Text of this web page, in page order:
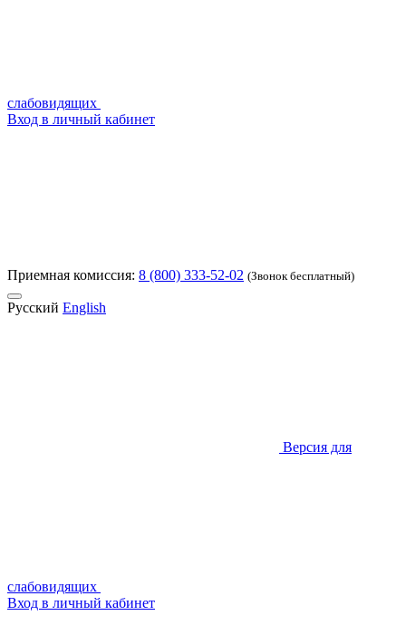
слабовидящих
Вход в личный кабинет
Приемная комиссия: 8 (800) 333-52-02 (Звонок бесплатный)
Русский English
Версия для
слабовидящих
Вход в личный кабинет